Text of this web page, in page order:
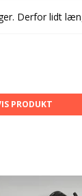
Derfor lidt
PRODUKT